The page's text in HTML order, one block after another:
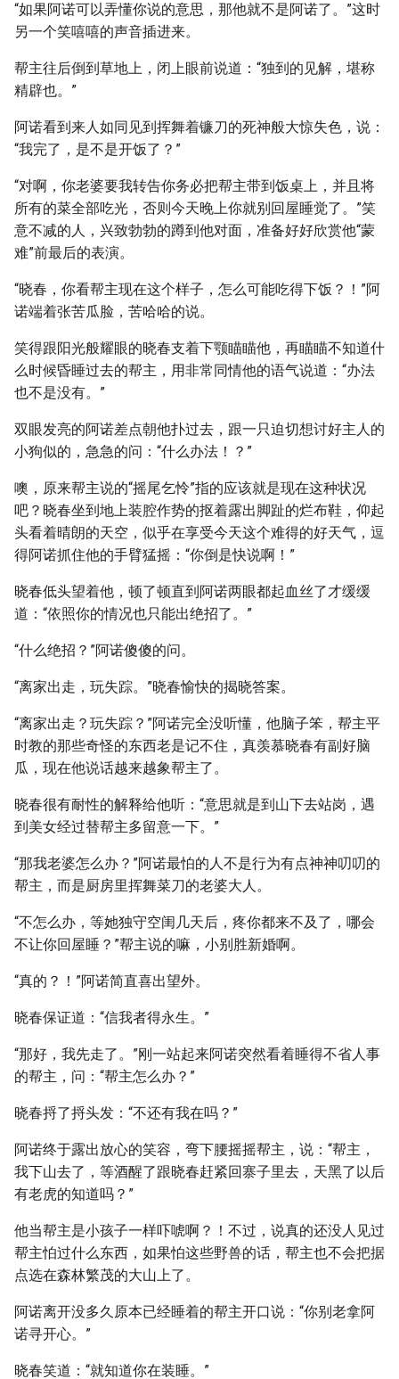
“如果阿诺可以弄懂你说的意思，那他就不是阿诺了。”这时
另一个笑嘻嘻的声音插进来。
帮主往后倒到草地上，闭上眼前说道：“独到的见解，堪称
精辟也。”
阿诺看到来人如同见到挥舞着镰刀的死神般大惊失色，说：
“我完了，是不是开饭了？”
“对啊，你老婆要我转告你务必把帮主带到饭桌上，并且将
所有的菜全部吃光，否则今天晚上你就别回屋睡觉了。”笑
意不减的人，兴致勃勃的蹲到他对面，准备好好欣赏他“蒙
难”前最后的表演。
“晓春，你看帮主现在这个样子，怎么可能吃得下饭？！”阿
诺端着张苦瓜脸，苦哈哈的说。
笑得跟阳光般耀眼的晓春支着下颚瞄瞄他，再瞄瞄不知道什
么时候昏睡过去的帮主，用非常同情他的语气说道：“办法
也不是没有。”
双眼发亮的阿诺差点朝他扑过去，跟一只迫切想讨好主人的
小狗似的，急急的问：“什么办法！？”
噢，原来帮主说的“摇尾乞怜”指的应该就是现在这种状况
吧？晓春坐到地上装腔作势的抠着露出脚趾的烂布鞋，仰起
头看着晴朗的天空，似乎在享受今天这个难得的好天气，逗
得阿诺抓住他的手臂猛摇：“你倒是快说啊！”
晓春低头望着他，顿了顿直到阿诺两眼都起血丝了才缓缓
道：“依照你的情况也只能出绝招了。”
“什么绝招？”阿诺傻傻的问。
“离家出走，玩失踪。”晓春愉快的揭晓答案。
“离家出走？玩失踪？”阿诺完全没听懂，他脑子笨，帮主平
时教的那些奇怪的东西老是记不住，真羡慕晓春有副好脑
瓜，现在他说话越来越象帮主了。
晓春很有耐性的解释给他听：“意思就是到山下去站岗，遇
到美女经过替帮主多留意一下。”
“那我老婆怎么办？”阿诺最怕的人不是行为有点神神叨叨的
帮主，而是厨房里挥舞菜刀的老婆大人。
“不怎么办，等她独守空闺几天后，疼你都来不及了，哪会
不让你回屋睡？”帮主说的嘛，小别胜新婚啊。
“真的？！”阿诺简直喜出望外。
晓春保证道：“信我者得永生。”
“那好，我先走了。”刚一站起来阿诺突然看着睡得不省人事
的帮主，问：“帮主怎么办？”
晓春捋了捋头发：“不还有我在吗？”
阿诺终于露出放心的笑容，弯下腰摇摇帮主，说：“帮主，
我下山去了，等酒醒了跟晓春赶紧回寨子里去，天黑了以后
有老虎的知道吗？”
他当帮主是小孩子一样吓唬啊？！不过，说真的还没人见过
帮主怕过什么东西，如果怕这些野兽的话，帮主也不会把据
点选在森林繁茂的大山上了。
阿诺离开没多久原本已经睡着的帮主开口说：“你别老拿阿
诺寻开心。”
晓春笑道：“就知道你在装睡。”